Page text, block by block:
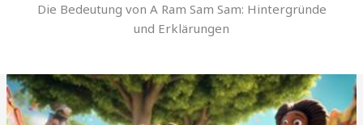
Die Bedeutung von A Ram Sam Sam: Hintergründe
und Erklärungen